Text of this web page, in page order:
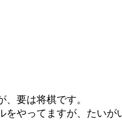
要は将棋です。
やってますが、たいが